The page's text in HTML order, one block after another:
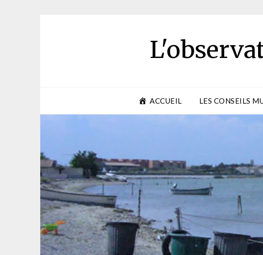
ACCUEIL LES CONSEILS